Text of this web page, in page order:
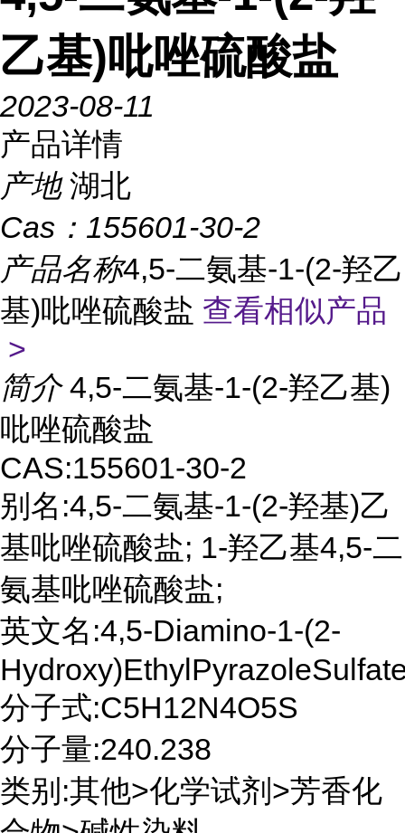
乙基)吡唑硫酸盐
2023-08-11
产品详情
产地 湖北
Cas： 155601-30-2
产品名称4,5-二氨基-1-(2-羟乙
基)吡唑硫酸盐 查看相似产品
>
简介 4,5-二氨基-1-(2-羟乙基)
吡唑硫酸盐
CAS:155601-30-2
别名:4,5-二氨基-1-(2-羟基)乙
基吡唑硫酸盐; 1-羟乙基4,5-二
氨基吡唑硫酸盐;
英文名:4,5-Diamino-1-(2-
分子式:C5H12N4O5S
分子量:240.238
类别:其他>化学试剂>芳香化